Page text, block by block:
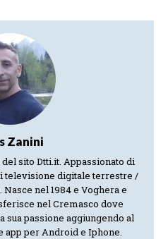
Zanini
sito Dtti.it. Appassionato di
televisione digitale terrestre /
nel 1984 e Voghera e
nel Cremasco dove
sua passione aggiungendo al
app per Android e Iphone.